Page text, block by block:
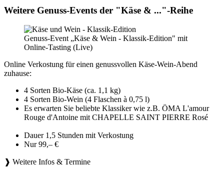
Weitere Genuss-Events der "Käse & ..."-Reihe
Genuss-Event „Käse & Wein - Klassik-Edition" mit
Online-Tasting (Live)
Online Verkostung für einen genussvollen Käse-Wein-Abend
zuhause:
4 Sorten Bio-Käse (ca. 1,1 kg)
4 Sorten Bio-Wein (4 Flaschen à 0,75 l)
Es erwarten Sie beliebte Klassiker wie z.B. ÖMA L'amour
Rouge d'Antoine mit CHAPELLE SAINT PIERRE Rosé
Dauer 1,5 Stunden mit Verkostung
Nur 99,– €
❱ Weitere Infos & Termine